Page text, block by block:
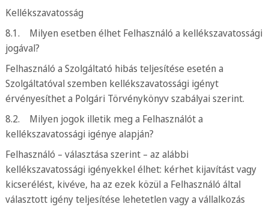
Kellékszavatosság
8.1. Milyen esetben élhet Felhasználó a kellékszavatossági
jogával?
Felhasználó a Szolgáltató hibás teljesítése esetén a
Szolgáltatóval szemben kellékszavatossági igényt
érvényesíthet a Polgári Törvénykönyv szabályai szerint.
8.2. Milyen jogok illetik meg a Felhasználót a
kellékszavatossági igénye alapján?
Felhasználó – választása szerint – az alábbi
kellékszavatossági igényekkel élhet: kérhet kijavítást vagy
kicserélést, kivéve, ha az ezek közül a Felhasználó által
választott igény teljesítése lehetetlen vagy a vállalkozás